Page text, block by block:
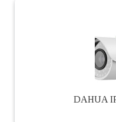
DAHUA